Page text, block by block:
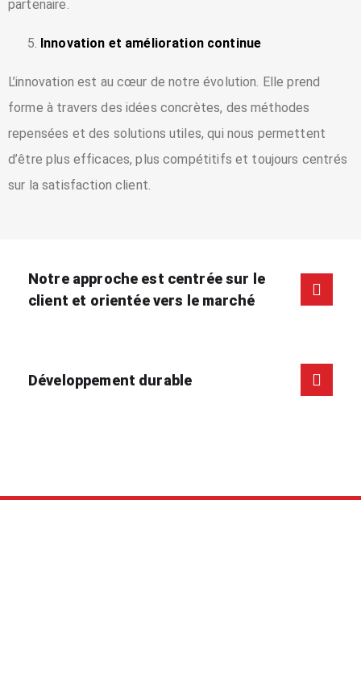
partenaire.
Innovation et amélioration continue
L’innovation est au cœur de notre évolution. Elle prend
forme à travers des idées concrètes, des méthodes
repensées et des solutions utiles, qui nous permettent
d’être plus efficaces, plus compétitifs et toujours centrés
sur la satisfaction client.
Notre approche est centrée sur le
client et orientée vers le marché
Développement durable